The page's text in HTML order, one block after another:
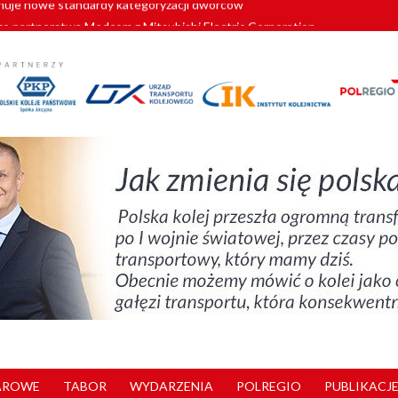
znów szuka dostawcy nowych EZT
kolejowych w północnej Wielkopolsce. Łatwiejsze dojazdy do pracy i
TABOR WYDARZENIA POLREGIO